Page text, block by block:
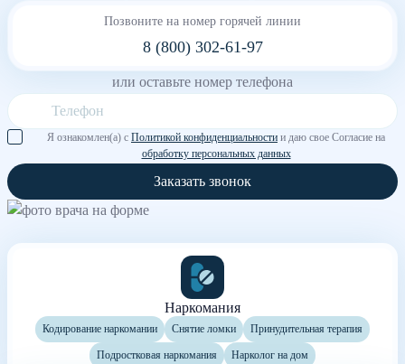
Позвоните на номер горячей линии
8 (800) 302-61-97
или оставьте номер телефона
Я ознакомлен(а) с Политикой конфиденциальности и даю свое Согласие на
обработку персональных данных
Заказать звонок
Наркомания
Кодирование наркомании Снятие ломки Принудительная терапия
Подростковая наркомания Нарколог на дом